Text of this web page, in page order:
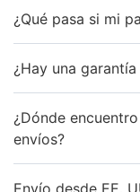
¿Qué pasa si mi
¿Hay una
¿Dónde
envíos?
Envío desde EE.